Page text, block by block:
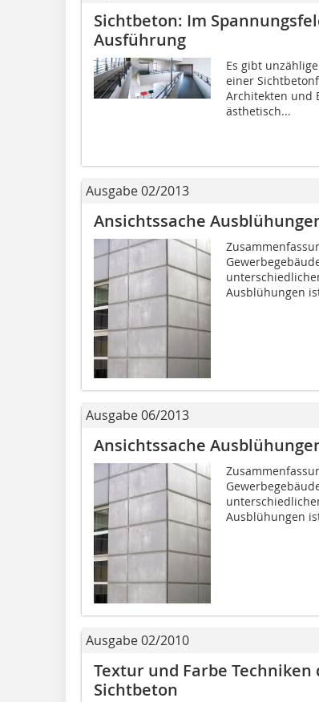
Sichtbeton: Im
Ausführung
Es gibt
einer
Architekten und
ästhetisch...
Ausgabe 02/2013
Ansichtssache
Ausblühungen
Ausgabe 06/2013
Ansichtssache
Ausblühungen
Ausgabe 02/2010
Textur und Farbe
Sichtbeton